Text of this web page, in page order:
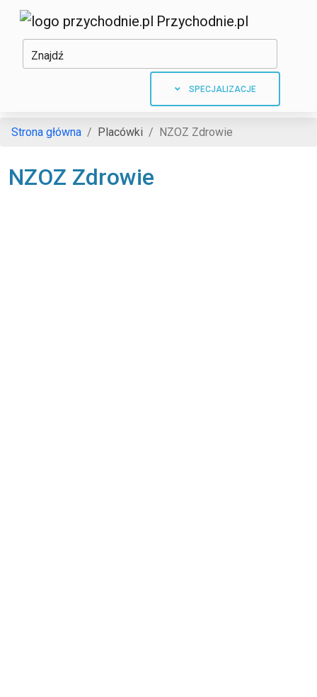
Przychodnie.pl
Znajdź
SPECJALIZACJE
Strona główna Placówki NZOZ Zdrowie
NZOZ Zdrowie